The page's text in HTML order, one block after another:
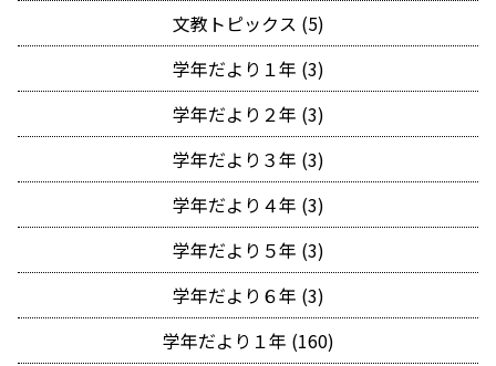
文教トピックス (5)
学年だより１年 (3)
学年だより２年 (3)
学年だより３年 (3)
学年だより４年 (3)
学年だより５年 (3)
学年だより６年 (3)
学年だより１年 (160)